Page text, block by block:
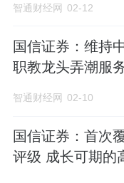
智通财经网 02-12
国信证券：维持
职教龙头弄潮服
智通财经网 02-10
国信证券：首次
评级 成长可期的